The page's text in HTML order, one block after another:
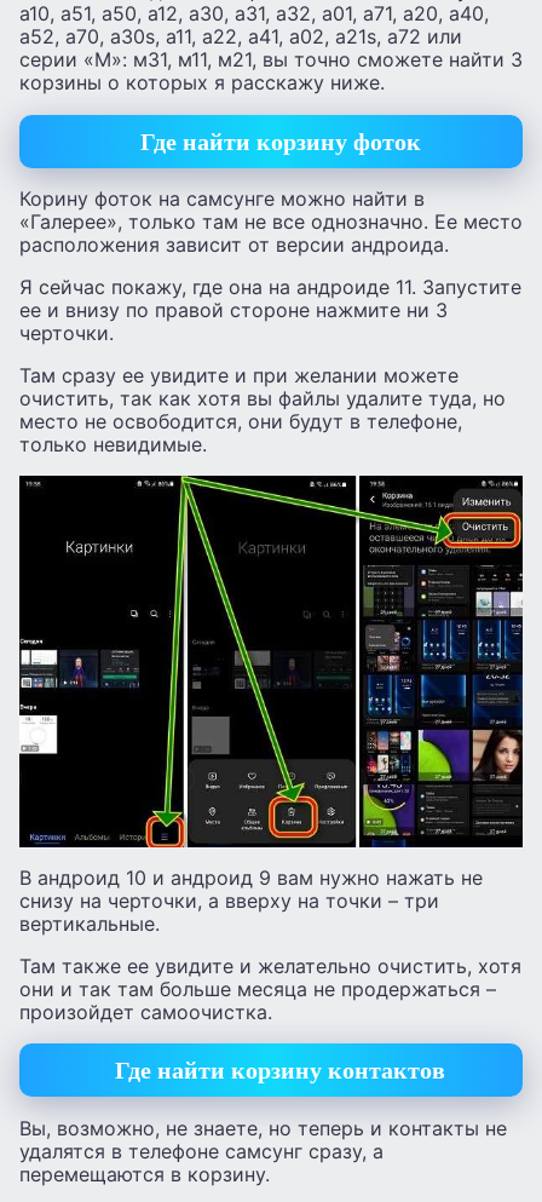
а10, а51, а50, а12, а30, а31, а32, а01, а71, а20, а40,
а52, а70, а30s, а11, а22, а41, а02, а21s, а72 или
серии «М»: м31, м11, м21, вы точно сможете найти 3
корзины о которых я расскажу ниже.
Где найти корзину фоток
Корину фоток на самсунге можно найти в
«Галерее», только там не все однозначно. Ее место
расположения зависит от версии андроида.
Я сейчас покажу, где она на андроиде 11. Запустите
ее и внизу по правой стороне нажмите ни 3
черточки.
Там сразу ее увидите и при желании можете
очистить, так как хотя вы файлы удалите туда, но
место не освободится, они будут в телефоне,
только невидимые.
В андроид 10 и андроид 9 вам нужно нажать не
снизу на черточки, а вверху на точки – три
вертикальные.
Там также ее увидите и желательно очистить, хотя
они и так там больше месяца не продержаться –
произойдет самоочистка.
Где найти корзину контактов
Вы, возможно, не знаете, но теперь и контакты не
удалятся в телефоне самсунг сразу, а
перемещаются в корзину.